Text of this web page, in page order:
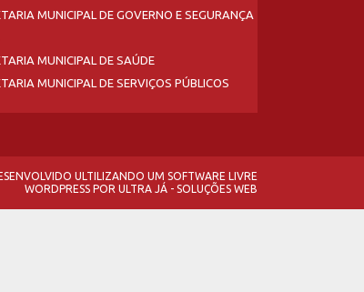
MUNICIPAL DE GOVERNO E SEGURANÇA
MUNICIPAL DE SAÚDE
MUNICIPAL DE SERVIÇOS PÚBLICOS
ULTILIZANDO UM SOFTWARE LIVRE
WORDPRESS POR ULTRA JÁ - SOLUÇÕES WEB